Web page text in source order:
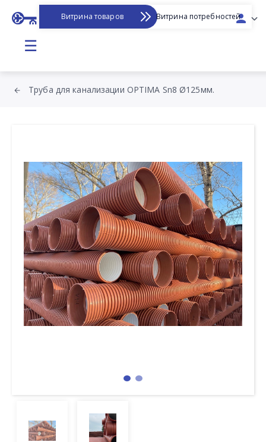
Витрина товаров Витрина потребностей
☰
Труба для канализации OPTIMA Sn8 Ø125мм.